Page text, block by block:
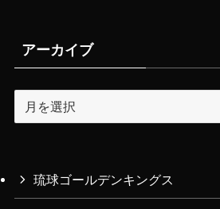
アーカイブ
ブ
琉球ゴールデンキングス